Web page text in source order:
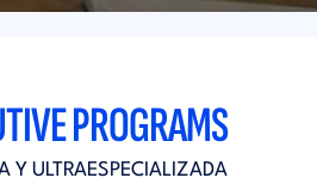
PROGRAMS
Y ULTRAESPECIALIZADA